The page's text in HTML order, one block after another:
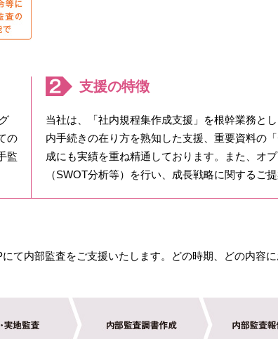
の
監
支援の特徴
当社は、「社内規程集作成支援」を根幹業務と
内手続きの在り方を熟知した支援、重要資料の
成にも実績を重ね精通しております。また、オ
（SWOT分析等）を行い、成長戦略に関するご
て内部監査をご支援いたします。どの時期、どの内容